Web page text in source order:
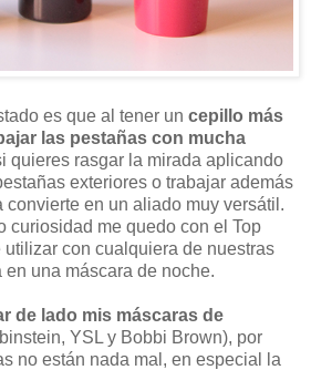
es que al tener un cepillo más
las pestañas con mucha
quieres rasgar la mirada aplicando
exteriores o trabajar además
convierte en un aliado muy versátil.
curiosidad me quedo con el Top
con cualquiera de nuestras
una máscara de noche.
de lado mis máscaras de
YSL y Bobbi Brown), por
no están nada mal, en especial la